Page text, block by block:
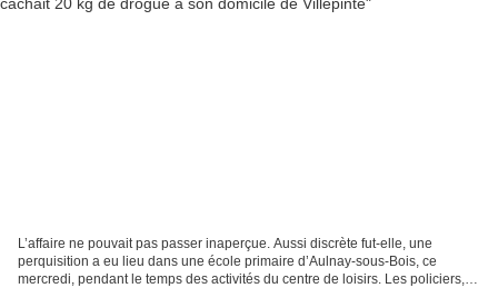
L’affaire ne pouvait pas passer inaperçue. Aussi discrète fut-elle, une
perquisition a eu lieu dans une école primaire d’Aulnay-sous-Bois, ce
mercredi, pendant le temps des activités du centre de loisirs. Les policiers,